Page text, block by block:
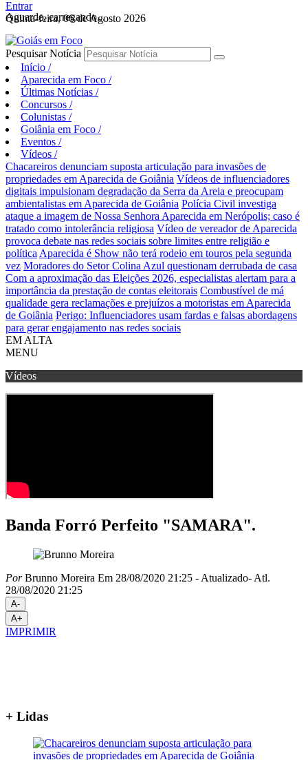
Aguarde, carregando...
Entrar
Quinta-feira, 06 de Agosto 2026
Pesquisar Notícia
Início /
Aparecida em Foco /
Últimas Notícias /
Concursos /
Colunistas /
Goiânia em Foco /
Eventos /
Vídeos /
Chacareiros denunciam suposta articulação para invasões de
propriedades em Aparecida de Goiânia Vídeos de influenciadores
digitais impulsionam degradação da Serra da Areia e preocupam
ambientalistas em Aparecida de Goiânia Polícia Civil investiga
ataque a imagem de Nossa Senhora Aparecida em Nerópolis; caso é
tratado como intolerância religiosa Vídeo de vereador de Aparecida
provoca debate nas redes sociais sobre limites entre religião e
política Aparecida é Show não terá rodeio em touros pela segunda
vez Moradores do Setor Colina Azul questionam derrubada de casa
Com a aproximação das Eleições 2026, especialistas alertam para a
importância da prestação de contas eleitorais Combustível de má
qualidade gera reclamações e prejuízos a motoristas em Aparecida
de Goiânia Perigo: Influenciadores usam fardas e falsas abordagens
para gerar engajamento nas redes sociais
EM ALTA
MENU
Vídeos
Banda Forró Perfeito "SAMARA".
PorBrunno Moreira Em 28/08/2020 21:25 - Atualizado- Atl.
28/08/2020 21:25
A-
A+
IMPRIMIR
+ Lidas